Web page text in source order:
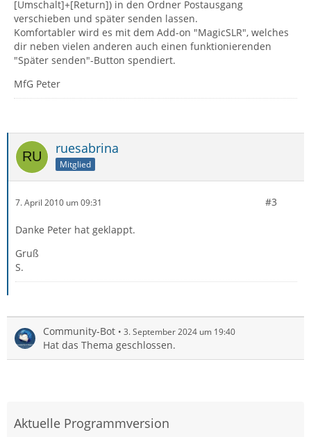
[Umschalt]+[Return]) in den Ordner Postausgang
verschieben und später senden lassen.
Komfortabler wird es mit dem Add-on "MagicSLR", welches
dir neben vielen anderen auch einen funktionierenden
"Später senden"-Button spendiert.
MfG Peter
ruesabrina
Mitglied
7. April 2010 um 09:31 #3
Danke Peter hat geklappt.
Gruß
S.
Community-Bot 3. September 2024 um 19:40
Hat das Thema geschlossen.
Aktuelle Programmversion